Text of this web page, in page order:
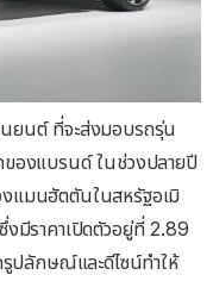
ยนต์ ที่จะส่งมอบรถรุ่น
องแบรนด์ ในช่วงปลายปี
งแมนฮัตตันในสหรัฐอเมิ
มีราคาเปิดตัวอยู่ที่ 2.89
รูปลักษณ์และดีไซน์ทำให้